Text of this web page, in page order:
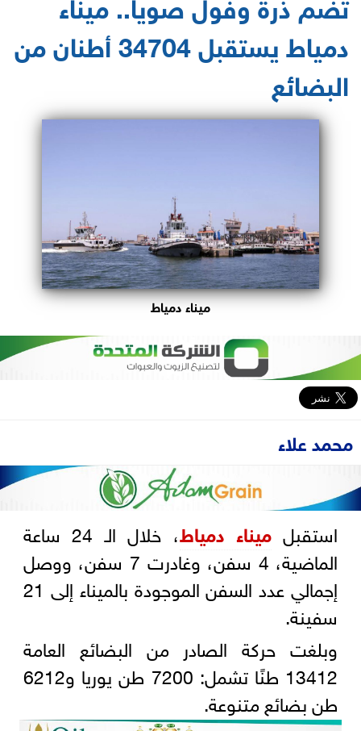
دمياط يستقبل 34704 أطنان من
البضائع
ميناء دمياط
محمد علاء
استقبل ميناء دمياط
، خلال الـ 24 ساعة
الماضية، 4 سفن، وغادرت 7 سفن، ووصل
إجمالي عدد السفن الموجودة بالميناء إلى 21
سفينة.
وبلغت حركة الصادر من البضائع العامة
13412 طنًا تشمل: 7200 طن يوريا و6212
طن بضائع متنوعة.